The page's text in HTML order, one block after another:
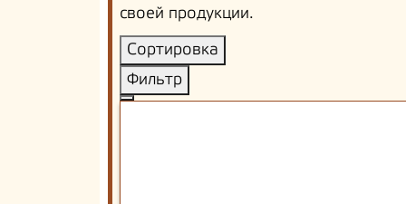
своей продукции.
Сортировка
Фильтр